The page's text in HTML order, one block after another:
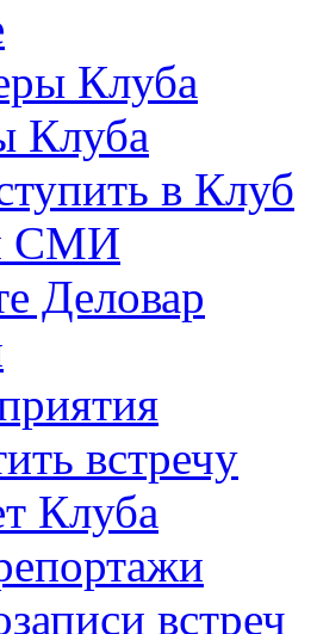
Клуба
Клуба
в Клуб
СМИ
Деловар
встречу
Клуба
встреч